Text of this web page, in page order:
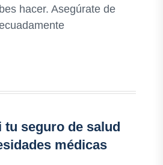
hacer. Asegúrate de
tu seguro de salud
médicas